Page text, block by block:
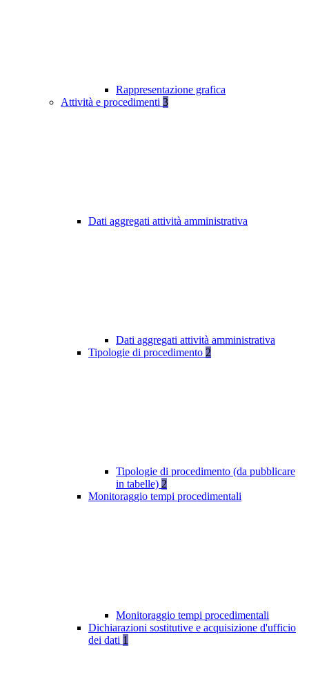
Rappresentazione grafica
Attività e procedimenti 3
Dati aggregati attività amministrativa
Dati aggregati attività amministrativa
Tipologie di procedimento 2
Tipologie di procedimento (da pubblicare
in tabelle) 2
Monitoraggio tempi procedimentali
Monitoraggio tempi procedimentali
Dichiarazioni sostitutive e acquisizione d'ufficio
dei dati 1